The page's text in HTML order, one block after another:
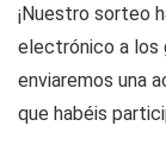
¡Nuestro sorteo
electrónico a los
enviaremos una
que habéis